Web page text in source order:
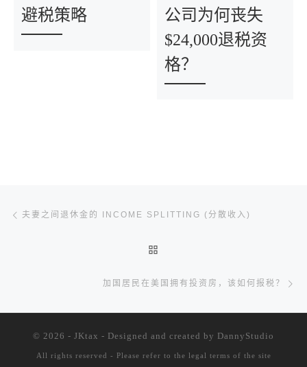
避税策略
公司为何丧失
$24,000退税资
格？
文章导航
夫妻之间退休金的 INCOME SPLITTING (分散收入)
加国居民在美国拥有投资房，该如何报税？
© 2026 - JKtax - Designed and created by DannyStudio
All rights reserved - Please refer to the legal terms of the site